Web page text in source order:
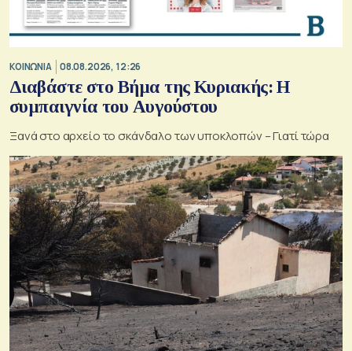
ΚΟΙΝΩΝΙΑ 08.08.2026, 12:26
Διαβάστε στο Βήμα της Κυριακής: Η
συμπαιγνία του Αυγούστου
Ξανά στο αρχείο το σκάνδαλο των υποκλοπών – Γιατί τώρα